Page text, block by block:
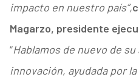
impacto en nuestro país”,
Magarzo, presidente
“Hablamos de nuevo de
innovación, ayudada por